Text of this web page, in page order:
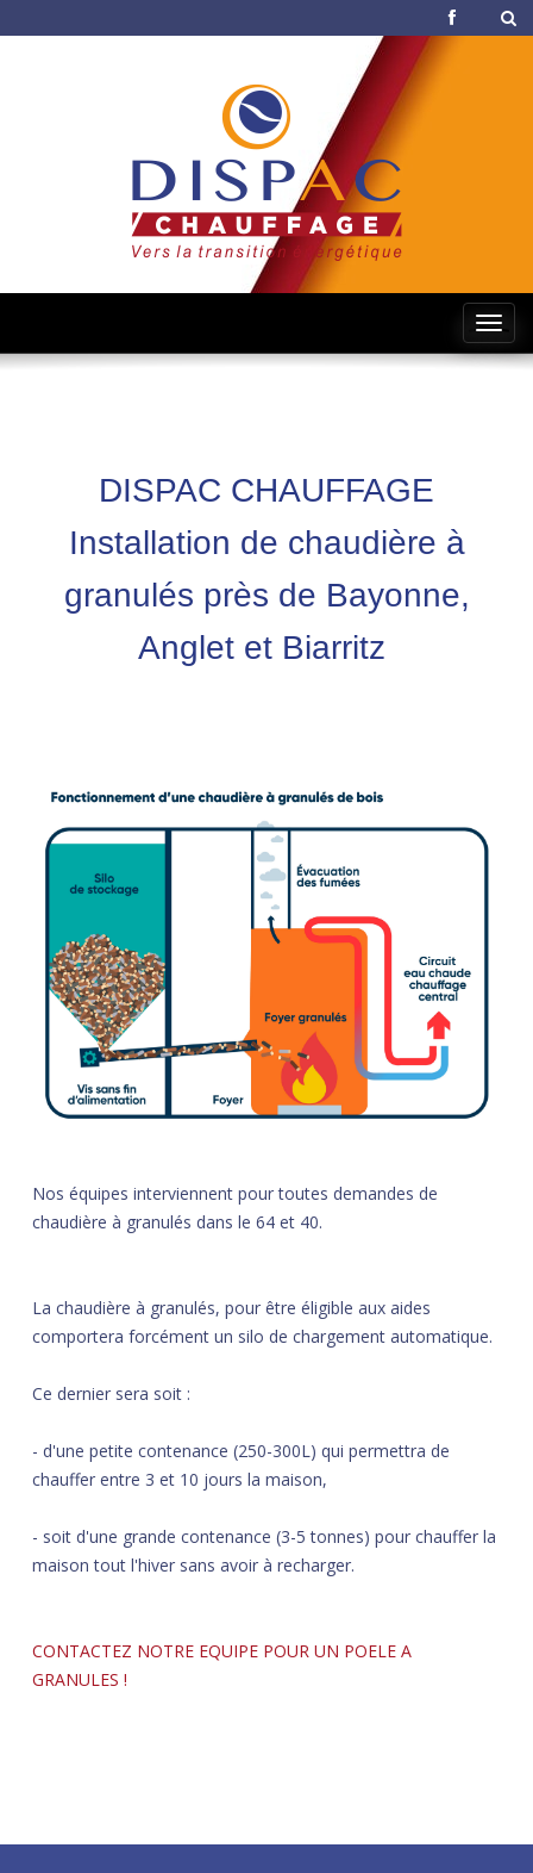
DISPAC CHAUFFAGE
Installation de chaudière à
granulés près de Bayonne,
Anglet et Biarritz
Nos équipes interviennent pour toutes demandes de
chaudière à granulés dans le 64 et 40.
La chaudière à granulés, pour être éligible aux aides
comportera forcément un silo de chargement automatique.
Ce dernier sera soit :
- d'une petite contenance (250-300L) qui permettra de
chauffer entre 3 et 10 jours la maison,
- soit d'une grande contenance (3-5 tonnes) pour chauffer la
maison tout l'hiver sans avoir à recharger.
CONTACTEZ NOTRE EQUIPE POUR UN POELE A
GRANULES !